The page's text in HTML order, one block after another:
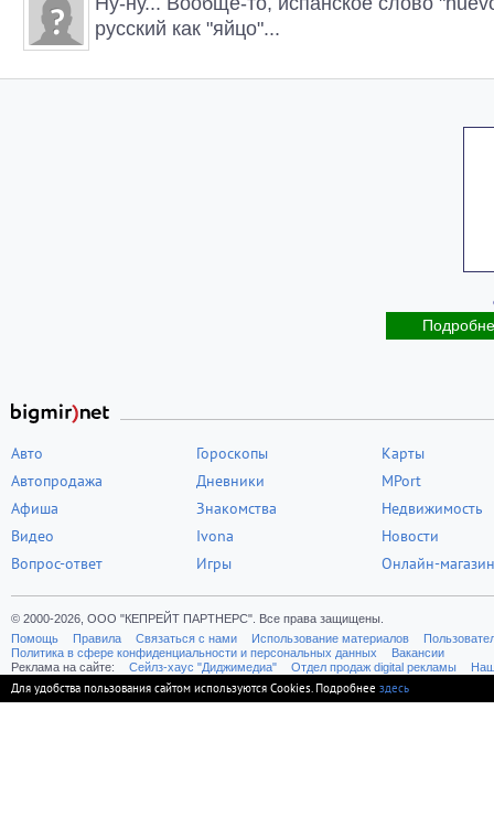
русский как "яйцо"...
Авто
Автопродажа
Афиша
Видео
Вопрос-ответ
Гороскопы
Дневники
Знакомства
Ivona
Игры
Карты
MPort
Недвижимость
Новости
Онлайн-магазин
© 2000-2026, ООО "КЕПРЕЙТ ПАРТНЕРС". Все права защищены.
Помощь
Правила Связаться с нами Использование материалов
Политика в сфере конфиденциальности и персональных данных
Вакансии
Реклама на сайте:
Cейлз-хаус "Диджимедиа" Отдел продаж digital рекламы
Для удобства пользования сайтом используются Cookies. Подробнее здесь